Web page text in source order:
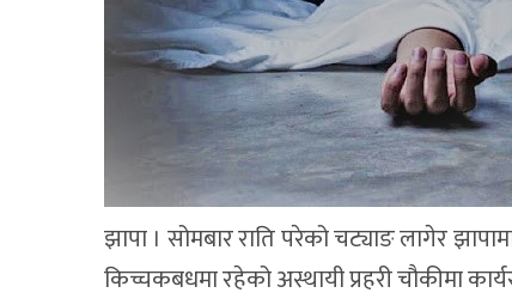
झापा । सोमबार राति परेको चट्याङ लागेर
किच्चकबधमा रहेको अस्थायी प्रहरी चौकीमा